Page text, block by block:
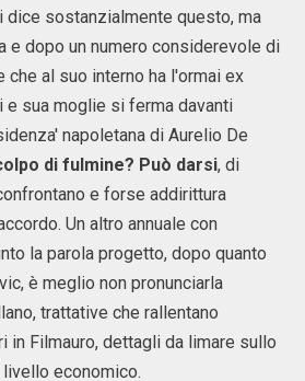
dice sostanzialmente questo, ma
e dopo un numero considerevole di
al suo interno ha l'ormai ex
e sua moglie si ferma davanti
napoletana di Aurelio De
di fulmine? Può darsi, di
e forse addirittura
Un altro annuale con
la parola progetto, dopo quanto
è meglio non pronunciarla
trattative che rallentano
in Filmauro, dettagli da limare sullo
economico.